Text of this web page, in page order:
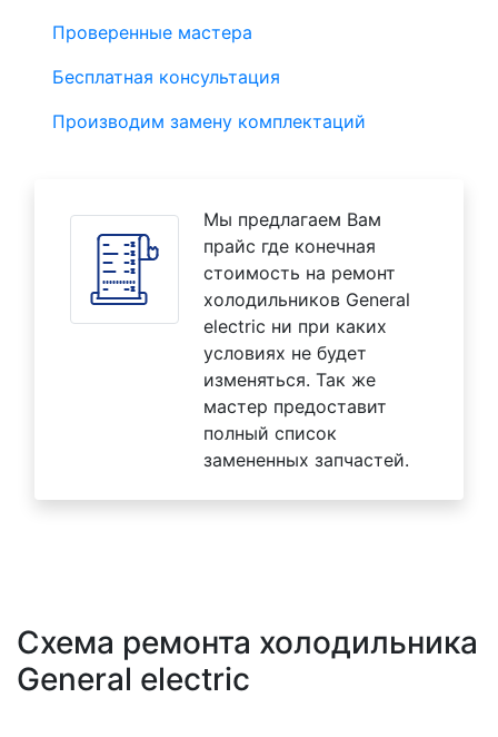
Проверенные мастера
Бесплатная консультация
Производим замену комплектаций
Мы предлагаем Вам
прайс где конечная
стоимость на ремонт
холодильников General
electric ни при каких
условиях не будет
изменяться. Так же
мастер предоставит
полный список
замененных запчастей.
Схема ремонта холодильника
General electric